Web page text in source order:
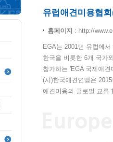
유럽애견미용협
홈페이지 : http://
EGA는 2001년 유럽에
한국을 비롯한 6개 국가
참가하는 'EGA 국제애
(사)한국애견연맹은
애견미용의 글로벌 교류